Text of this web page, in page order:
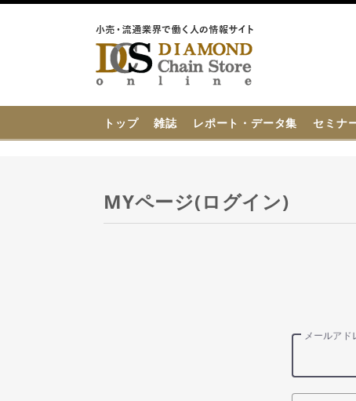
トップ 雑誌 レポート・データ集 セミナ
MYページ(ログイン)
メールアド